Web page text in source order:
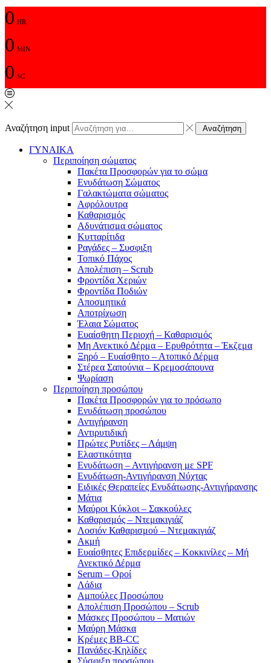
0 HR
0 MIN
0 SC
Αναζήτηση input Αναζήτηση
ΓΥΝΑΙΚΑ
Περιποίηση σώματος
Πακέτα Προσφορών για το σώμα
Ενυδάτωση Σώματος
Γαλακτώματα σώματος
Αφρόλουτρα
Καθαρισμός
Αδυνάτισμα σώματος
Κυτταρίτιδα
Ραγάδες – Συσφιξη
Τοπικό Πάχος
Απολέπιση – Scrub
Φροντίδα Χεριών
Φροντίδα Ποδιών
Αποσμητικά
Αποτρίχωση
Έλαια Σώματος
Ευαίσθητη Περιοχή – Καθαρισμός
Μη Ανεκτικό Δέρμα – Ερυθρότητα – Έκζεμα
Ξηρό – Ευαίσθητο – Ατοπικό Δέρμα
Στέρεα Σαπούνια – Κρεμοσάπουνα
Ψωρίαση
Περιποίηση προσώπου
Πακέτα Προσφορών για το πρόσωπο
Ενυδάτωση προσώπου
Αντιγήρανση
Αντιρυτιδική
Πρώτες Ρυτίδες – Λάμψη
Ελαστικότητα
Ενυδάτωση – Αντιγήρανση με SPF
Ενυδάτωση-Αντιγήρανση Νύχτας
Ειδικές Θεραπείες Ενυδάτωσης-Αντιγήρανσης
Μάτια
Μαύροι Κύκλοι – Σακκούλες
Καθαρισμός – Ντεμακιγιάζ
Λοσιόν Καθαρισμού – Ντεμακιγιάζ
Ακμή
Ευαίσθητες Επιδερμίδες – Κοκκινίλες – Μή
Ανεκτικό Δέρμα
Serum – Οροί
Λάδια
Αμπούλες Προσώπου
Απολέπιση Προσώπου – Scrub
Μάσκες Προσώπου – Ματιών
Μαύρη Μάσκα
Κρέμες BB-CC
Πανάδες-Κηλίδες